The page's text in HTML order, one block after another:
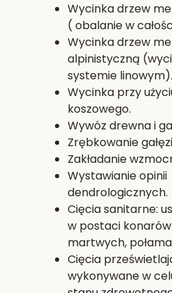
Wycinka drzew
( obalanie w
Wycinka drzew
alpinistyczną
systemie linowym).
Wycinka przy
koszowego.
Wywóz drewna i
Zrębkowanie
Zakładanie
Wystawianie opinii
dendrologicznych.
Cięcia sanitarne:
w postaci konarów
martwych,
Cięcia
wykonywane w